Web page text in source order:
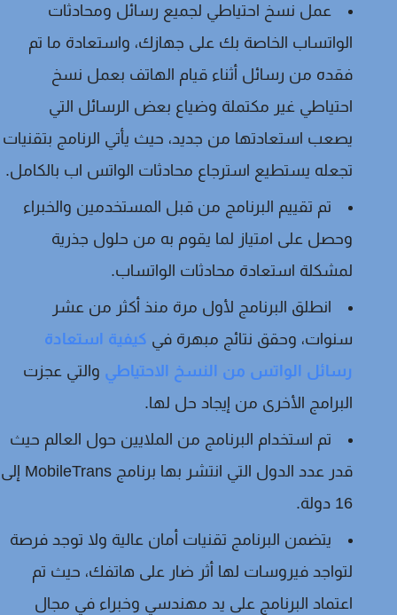
عمل نسخ احتياطي لجميع رسائل ومحادثات
الواتساب الخاصة بك على جهازك، واستعادة ما تم
فقده من رسائل أثناء قيام الهاتف بعمل نسخ
احتياطي غير مكتملة وضياع بعض الرسائل التي
يصعب استعادتها من جديد، حيث يأتي الرنامج بتقنيات
تجعله يستطيع استرجاع محادثات الواتس اب بالكامل.
تم تقييم البرنامج من قبل المستخدمين والخبراء
وحصل على امتياز لما يقوم به من حلول جذرية
لمشكلة استعادة محادثات الواتساب.
انطلق البرنامج لأول مرة منذ أكثر من عشر
سنوات، وحقق نتائج مبهرة فيكيفية استعادة
رسائل الواتس من النسخ الاحتياطيوالتي عجزت
البرامج الأخرى من إيجاد حل لها.
تم استخدام البرنامج من الملايين حول العالم حيث
قدر عدد الدول التي انتشر بها برنامج MobileTrans إلى
16 دولة.
يتضمن البرنامج تقنيات أمان عالية ولا توجد فرصة
لتواجد فيروسات لها أثر ضار على هاتفك، حيث تم
اعتماد البرنامج على يد مهندسي وخبراء في مجال